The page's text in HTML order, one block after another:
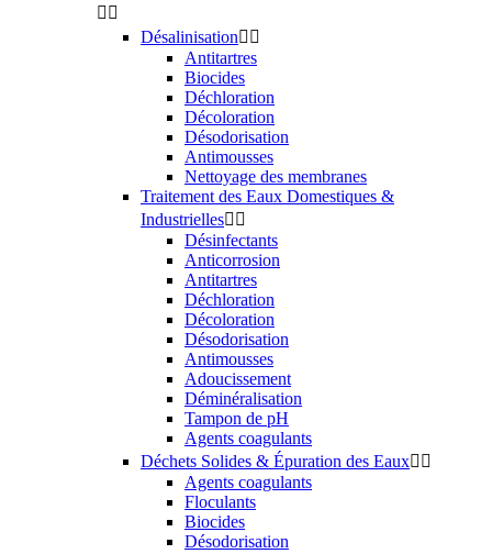
 
Désalinisation 
Antitartres
Biocides
Déchloration
Décoloration
Désodorisation
Antimousses
Nettoyage des membranes
Traitement des Eaux Domestiques &
Industrielles 
Désinfectants
Anticorrosion
Antitartres
Déchloration
Décoloration
Désodorisation
Antimousses
Adoucissement
Déminéralisation
Tampon de pH
Agents coagulants
Déchets Solides & Épuration des Eaux 
Agents coagulants
Floculants
Biocides
Désodorisation